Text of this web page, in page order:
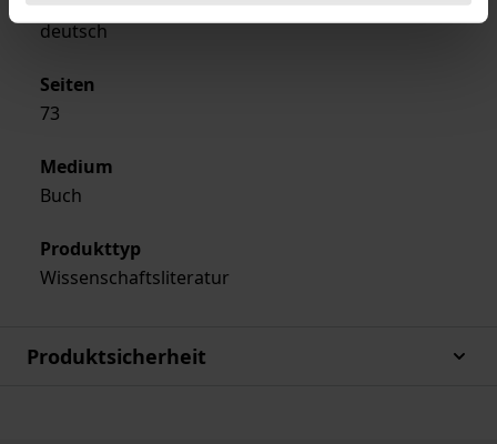
deutsch
Seiten
73
Medium
Buch
Produkttyp
Wissenschaftsliteratur
Produktsicherheit